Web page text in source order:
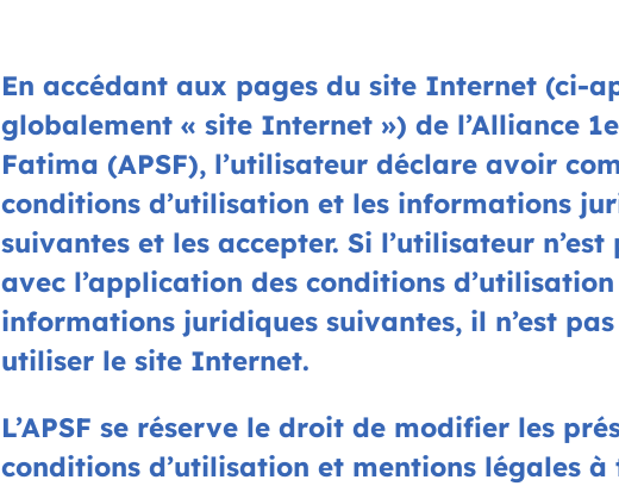
En accédant aux pages du site Internet (ci-
globalement « site Internet ») de l’Alliance
Fatima (APSF), l’utilisateur déclare avoir
conditions d’utilisation et les informations
suivantes et les accepter. Si l’utilisateur n’est
avec l’application des conditions
informations juridiques suivantes, il n’est
utiliser le site Internet.
L’APSF se réserve le droit de modifier les
conditions d’utilisation et mentions légales